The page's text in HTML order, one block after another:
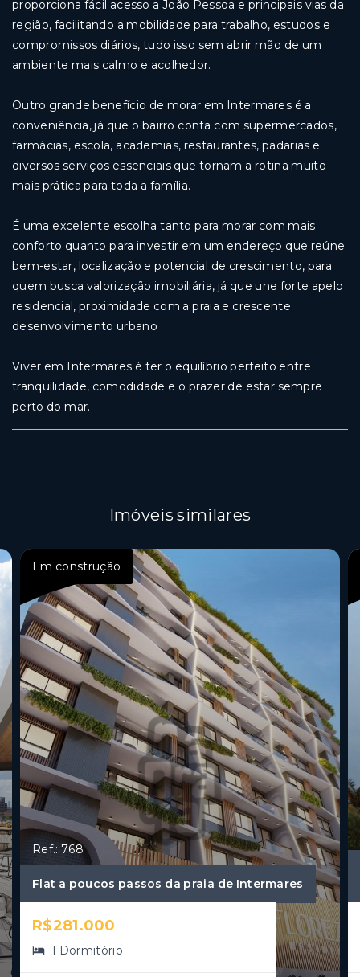
proporciona fácil acesso a João Pessoa e principais vias da
região, facilitando a mobilidade para trabalho, estudos e
compromissos diários, tudo isso sem abrir mão de um
ambiente mais calmo e acolhedor.
Outro grande benefício de morar em Intermares é a
conveniência, já que o bairro conta com supermercados,
farmácias, escola, academias, restaurantes, padarias e
diversos serviços essenciais que tornam a rotina muito
mais prática para toda a família.
É uma excelente escolha tanto para morar com mais
conforto quanto para investir em um endereço que reúne
bem-estar, localização e potencial de crescimento, para
quem busca valorização imobiliária, já que une forte apelo
residencial, proximidade com a praia e crescente
desenvolvimento urbano
Viver em Intermares é ter o equilíbrio perfeito entre
tranquilidade, comodidade e o prazer de estar sempre
perto do mar.
Imóveis similares
Em construção
Ref.: 768
Flat a poucos passos da praia de Intermares
R$281.000
1 Dormitório